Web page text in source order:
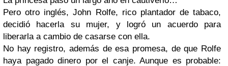
Pero otro inglés, John Rolfe, rico plantador de tabaco,
decidió hacerla su mujer, y logró un acuerdo para
liberarla a cambio de casarse con ella.
No hay registro, además de esa promesa, de que Rolfe
haya pagado dinero por el canje. Aunque es probable: